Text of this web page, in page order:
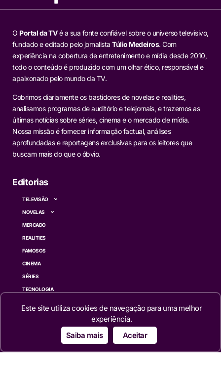
O Portal da TVé a sua fonte confiável sobre o universo televisivo,
fundado e editado pelo jornalista Túlio Medeiros. Com
experiência na cobertura de entretenimento e mídia desde 2010,
todo o conteúdo é produzido com um olhar ético, responsável e
apaixonado pelo mundo da TV.
Cobrimos diariamente os bastidores de novelas e realities,
analisamos programas de auditório e telejornais, e trazemos as
últimas notícias sobre séries, cinema e o mercado de mídia.
Nossa missão é fornecer informação factual, análises
aprofundadas e reportagens exclusivas para os leitores que
buscam mais do que o óbvio.
Editorias
TELEVISÃO
NOVELAS
MERCADO
REALITIES
FAMOSOS
CINEMA
SÉRIES
TECNOLOGIA
QUEM SOMOS
Este site utiliza cookies de navegação para uma melhor
experiência.
Saiba mais
Aceitar